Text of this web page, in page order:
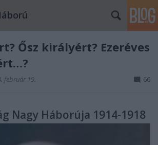
Ősz királyért? Ezeréves
február 19. 66
Nagy Háborúja 1914-1918